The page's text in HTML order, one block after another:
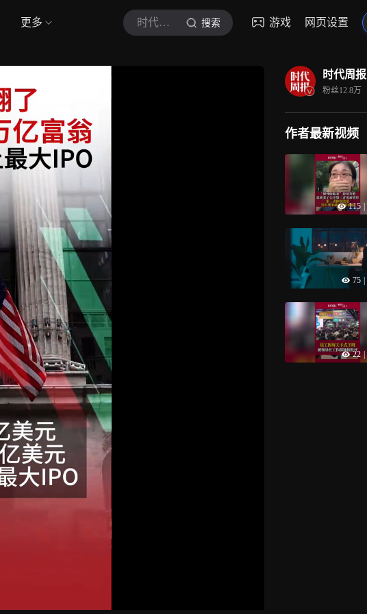
更多 时代周报 搜索 游戏 网页设置
时代周报
粉丝12.8万
作者最新视频
115
75
22 |